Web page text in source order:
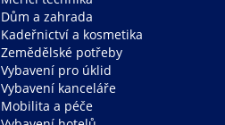
Dům a zahrada
Kadeřnictví a kosmetika
Zemědělské potřeby
Vybavení pro úklid
Vybavení kanceláře
Mobilita a péče